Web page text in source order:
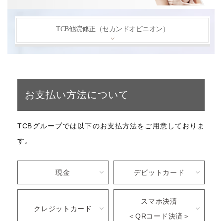
TCB他院修正（セカンドオピニオン）
お支払い方法について
TCBグループでは以下のお支払方法をご用意しておりま
す。
現金 デビットカード
クレジットカード
スマホ決済
＜QRコード決済＞